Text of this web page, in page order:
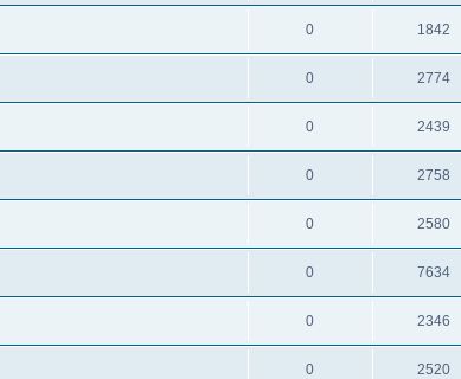
0 1842
0 2774
0 2439
0 2758
0 2580
0 7634
0 2346
0 2520